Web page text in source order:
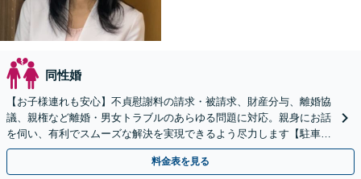
同性婚
【お子様連れも安心】不貞慰謝料の請求・被請求、財産分与、離婚協
議、親権など離婚・男女トラブルのあらゆる問題に対応。親身にお話
を伺い、有利でスムーズな解決を実現できるよう尽力します【駐車場
あり】
料金表を見る